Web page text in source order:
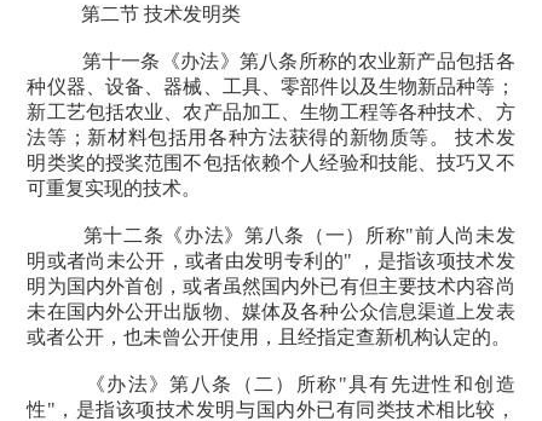
第二节 技术发明类
第十一条《办法》第八条所称的农业新产品包括各
种仪器、设备、器械、工具、零部件以及生物新品种等；
新工艺包括农业、农产品加工、生物工程等各种技术、方
法等；新材料包括用各种方法获得的新物质等。 技术发
明类奖的授奖范围不包括依赖个人经验和技能、技巧又不
可重复实现的技术。
第十二条《办法》第八条（一）所称"前人尚未发
明或者尚未公开，或者由发明专利的"
，是指该项技术发
明为国内外首创，或者虽然国内外已有但主要技术内容尚
未在国内外公开出版物、媒体及各种公众信息渠道上发表
或者公开，也未曾公开使用，且经指定查新机构认定的。
《办法》第八条（二）所称"具有先进性和创造
性" ，是指该项技术发明与国内外已有同类技术相比较，